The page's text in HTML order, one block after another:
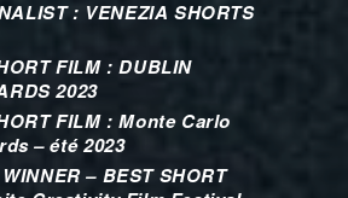
: VENEZIA SHORTS
FILM : DUBLIN
2023
FILM : Monte Carlo
– été 2023
– BEST SHORT